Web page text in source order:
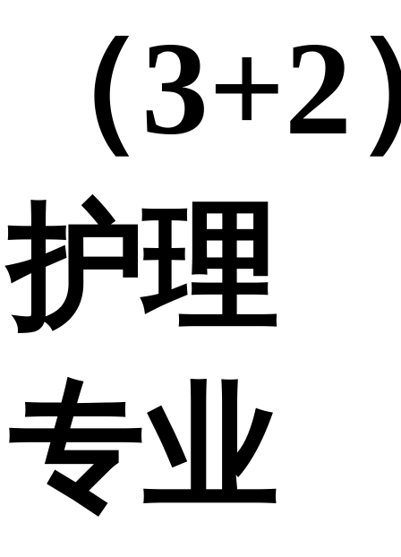
（
护理
专业